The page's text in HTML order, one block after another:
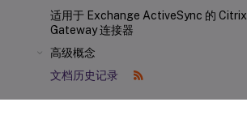
适用于 Exchange ActiveSync 的 Citrix
Gateway 连接器
高级概念
文档历史记录